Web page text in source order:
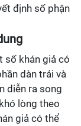
định số phận
số khán giả có
dàn trải và
diễn ra song
lòng theo
giả có thể